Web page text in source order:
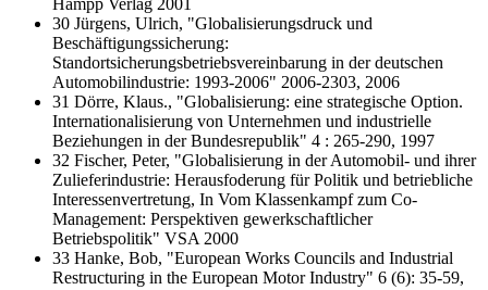
Hampp Verlag 2001
30 Jürgens, Ulrich, "Globalisierungsdruck und
Beschäftigungssicherung:
Standortsicherungsbetriebsvereinbarung in der deutschen
Automobilindustrie: 1993-2006" 2006-2303, 2006
31 Dörre, Klaus., "Globalisierung: eine strategische Option.
Internationalisierung von Unternehmen und industrielle
Beziehungen in der Bundesrepublik" 4 : 265-290, 1997
32 Fischer, Peter, "Globalisierung in der Automobil- und ihrer
Zulieferindustrie: Herausfoderung für Politik und betriebliche
Interessenvertretung, In Vom Klassenkampf zum Co-
Management: Perspektiven gewerkschaftlicher
Betriebspolitik" VSA 2000
33 Hanke, Bob, "European Works Councils and Industrial
Restructuring in the European Motor Industry" 6 (6): 35-59,